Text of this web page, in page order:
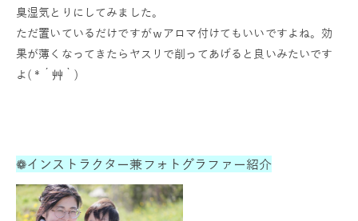
臭湿気とりにしてみました。
ただ置いているだけですがｗアロマ付けてもいいですよね。効
果が薄くなってきたらヤスリで削ってあげると良いみたいです
よ( *´艸｀)
❁インストラクター兼フォトグラファー紹介